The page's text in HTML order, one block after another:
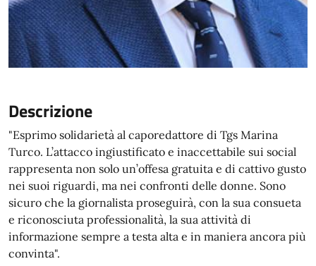
Descrizione
"Esprimo solidarietà al caporedattore di Tgs Marina
Turco. L’attacco ingiustificato e inaccettabile sui social
rappresenta non solo un’offesa gratuita e di cattivo gusto
nei suoi riguardi, ma nei confronti delle donne. Sono
sicuro che la giornalista proseguirà, con la sua consueta
e riconosciuta professionalità, la sua attività di
informazione sempre a testa alta e in maniera ancora più
convinta".